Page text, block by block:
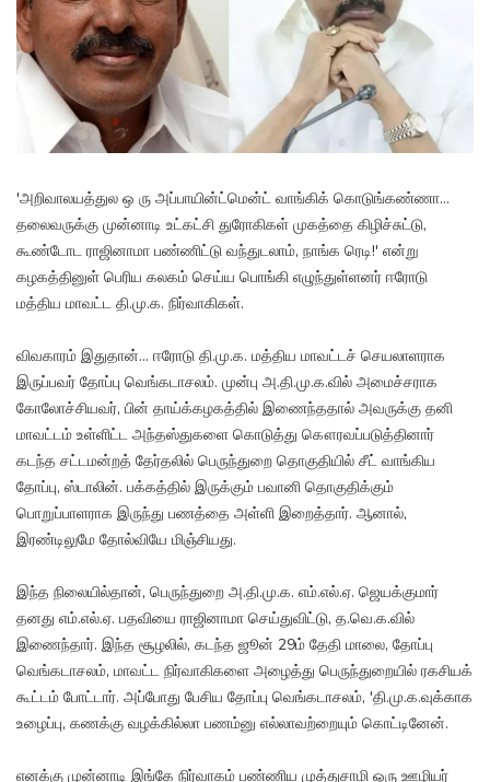
'அறிவாலயத்துல ஒ ரு அப்பாயின்ட்மென்ட் வாங்கிக் கொடுங்கண்ணா...
தலைவருக்கு முன்னாடி உட்கட்சி துரோகிகள் முகத்தை கிழிச்சுட்டு,
கூண்டோட ராஜினாமா பண்ணிட்டு வந்துடலாம், நாங்க ரெடி!' என்று
கழகத்தினுள் பெரிய கலகம் செய்ய பொங்கி எழுந்துள்ளனர் ஈரோடு
மத்திய மாவட்ட தி.மு.க. நிர்வாகிகள்.
விவகாரம் இதுதான்... ஈரோடு தி.மு.க. மத்திய மாவட்டச் செயலாளராக
இருப்பவர் தோப்பு வெங்கடாசலம். முன்பு அ.தி.மு.க.வில் அமைச்சராக
கோலோச்சியவர், பின் தாய்க்கழகத்தில் இணைந்ததால் அவருக்கு தனி
மாவட்டம் உள்ளிட்ட அந்தஸ்துகளை கொடுத்து கௌரவப்படுத்தினார்
கடந்த சட்டமன்றத் தேர்தலில் பெருந்துறை தொகுதியில் சீட் வாங்கிய
தோப்பு, ஸ்டாலின். பக்கத்தில் இருக்கும் பவானி தொகுதிக்கும்
பொறுப்பாளராக இருந்து பணத்தை அள்ளி இறைத்தார். ஆனால்,
இரண்டிலுமே தோல்வியே மிஞ்சியது.
இந்த நிலையில்தான், பெருந்துறை அ.தி.மு.க. எம்.எல்.ஏ. ஜெயக்குமார்
தனது எம்.எல்.ஏ. பதவியை ராஜினாமா செய்துவிட்டு, த.வெ.க.வில்
இணைந்தார். இந்த சூழலில், கடந்த ஜூன் 29ம் தேதி மாலை, தோப்பு
வெங்கடாசலம், மாவட்ட நிர்வாகிகளை அழைத்து பெருந்துறையில் ரகசியக்
கூட்டம் போட்டார். அப்போது பேசிய தோப்பு வெங்கடாசலம், 'தி.மு.க.வுக்காக
உழைப்பு, கணக்கு வழக்கில்லா பணம்னு எல்லாவற்றையும் கொட்டினேன்.
எனக்கு முன்னாடி இங்கே நிர்வாகம் பண்ணிய முத்துசாமி ஒரு ஊழியர்